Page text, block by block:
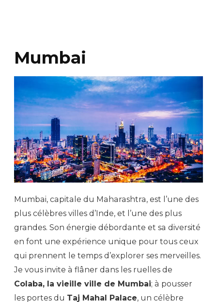
Mumbai
Mumbai, capitale du Maharashtra, est l’une des
plus célèbres villes d’Inde, et l’une des plus
grandes. Son énergie débordante et sa diversité
en font une expérience unique pour tous ceux
qui prennent le temps d’explorer ses merveilles.
Je vous invite à flâner dans les ruelles de
Colaba, la vieille ville de Mumbai; à pousser
les portes du Taj Mahal Palace, un célèbre